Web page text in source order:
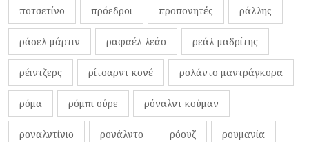
ποτσετίνο πρόεδροι προπονητές ράλλης
ράσελ μάρτιν ραφαέλ λεάο ρεάλ μαδρίτης
ρέιντζερς ρίτσαρντ κονέ ρολάντο μαντράγκορα
ρόμα ρόμπι ούρε ρόναλντ κούμαν
ροναλντίνιο ρονάλντο ρόουζ ρουμανία